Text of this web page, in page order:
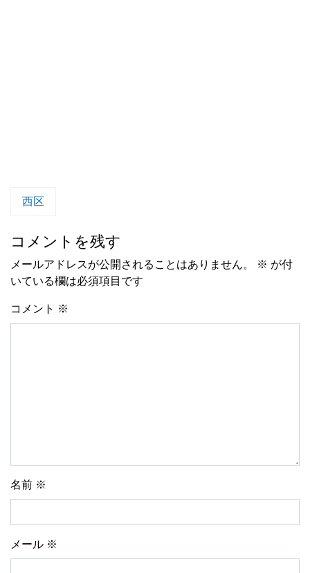
西区
コメントを残す
メールアドレスが公開されることはありません。 ※ が付
いている欄は必須項目です
コメント ※
名前 ※
メール ※